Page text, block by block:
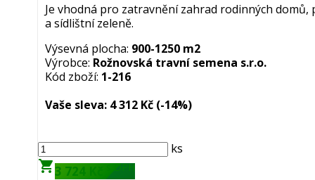
Je vhodná pro zatravnění zahrad rodinných domů,
a sídlištní zeleně.
Výsevná plocha: 900-1250 m2
Výrobce: Rožnovská travní semena s.r.o.
Kód zboží: 1-216
Vaše sleva: 4 312 Kč (-14%)
ks
shopping_cart3 724 Kč s DPH